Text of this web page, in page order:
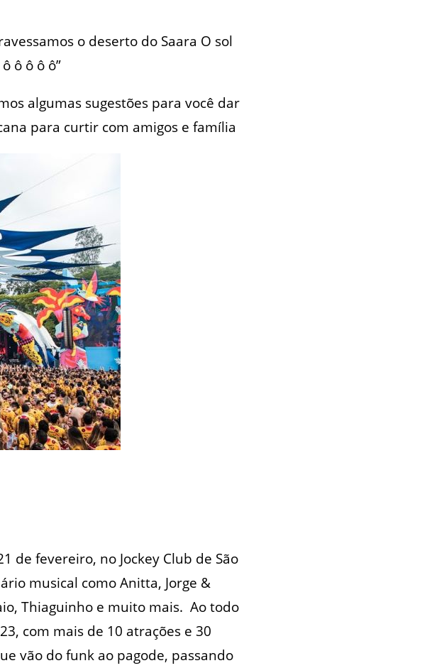
o deserto do Saara O sol
ô ô ô ô”
algumas sugestões para você dar
para curtir com amigos e família
de fevereiro, no Jockey Club de São
musical como Anitta, Jorge &
Thiaguinho e muito mais. Ao todo
com mais de 10 atrações e 30
vão do funk ao pagode, passando